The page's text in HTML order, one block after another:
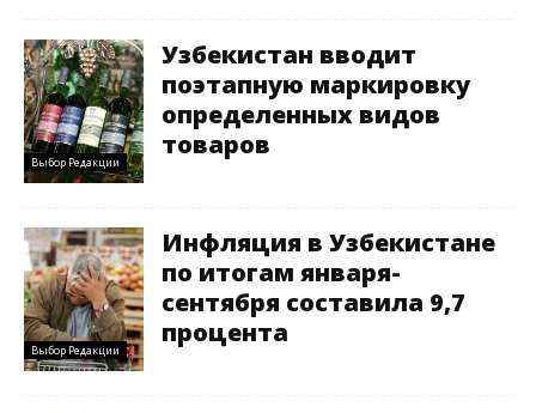
Выбор Редакции
Узбекистан вводит
поэтапную маркировку
определенных видов
товаров
Выбор Редакции
Инфляция в Узбекистане
по итогам января-
сентября составила 9,7
процента